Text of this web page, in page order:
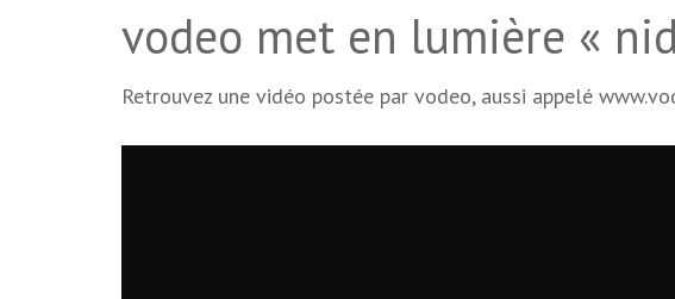
vodeo met en lumière «
Retrouvez une vidéo postée par vodeo, aussi appelé